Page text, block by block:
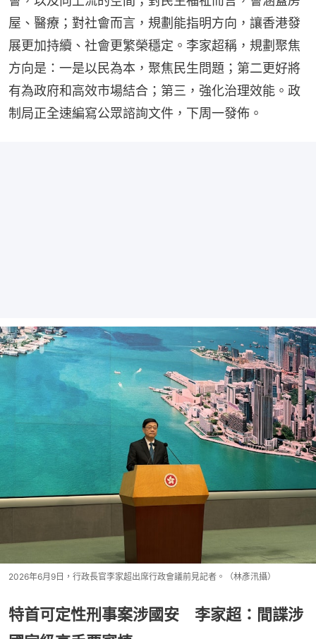
屋、醫療；對社會而言，規劃能指明方向，讓香港發
展更加持續、社會更繁榮穩定。李家超稱，規劃聚焦
方向是：一是以民為本，聚焦民生問題；第二更好將
有為政府和高效市場結合；第三，強化治理效能。政
制局正全速編寫公眾諮詢文件，下周一發佈。
2026年6月9日，行政長官李家超出席行政會議前見記者。（林彥汛攝）
特首可定性刑事案涉國安 李家超：間諜涉